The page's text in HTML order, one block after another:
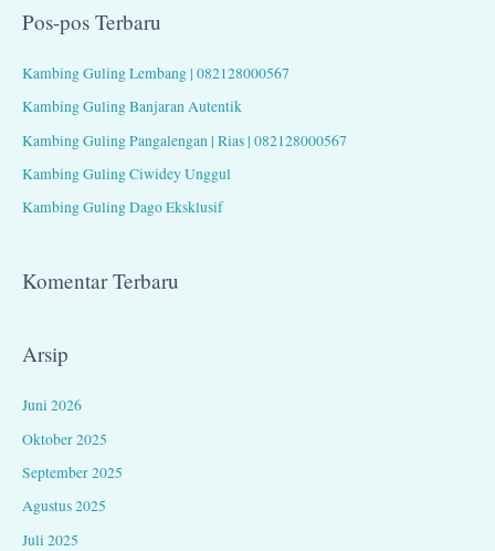
i
u
k
:
Pos-pos Terbaru
Kambing Guling Lembang | 082128000567
Kambing Guling Banjaran Autentik
Kambing Guling Pangalengan | Rias | 082128000567
Kambing Guling Ciwidey Unggul
Kambing Guling Dago Eksklusif
Komentar Terbaru
Arsip
Juni 2026
Oktober 2025
September 2025
Agustus 2025
Juli 2025